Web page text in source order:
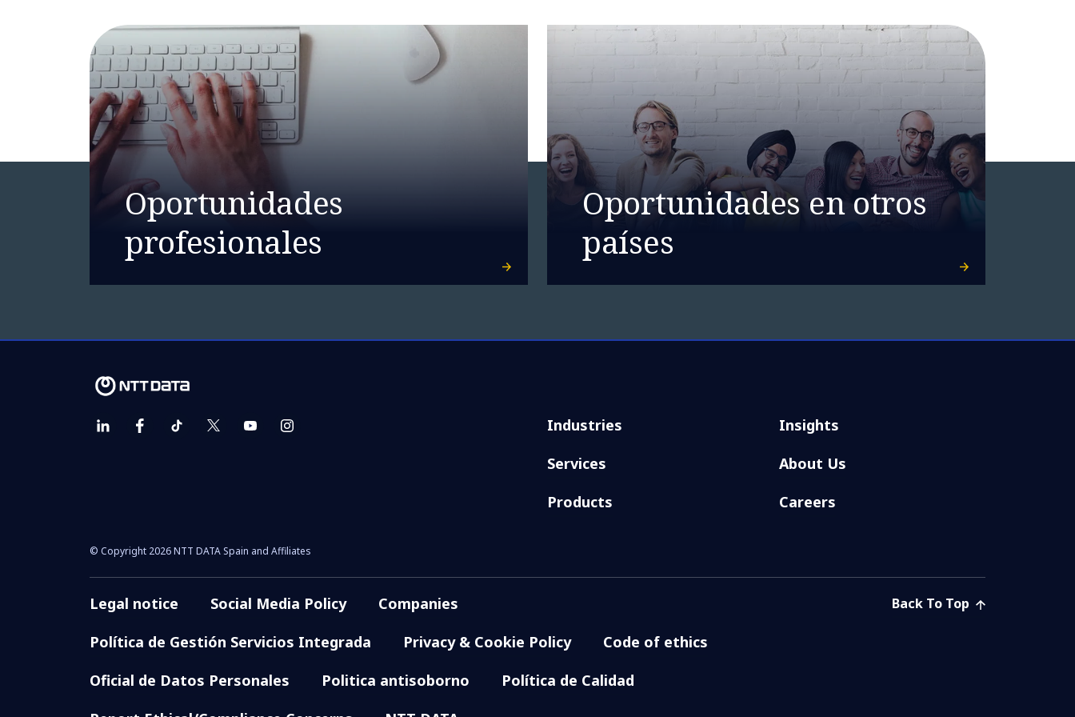
Oportunidades
profesionales
Oportunidades en otros
países
Industries
Services
Products
Insights
About Us
Careers
© Copyright 2026 NTT DATA Spain and Affiliates
Legal notice Social Media Policy
Companies
Política de Gestión Servicios Integrada
Privacy & Cookie Policy
Code of ethics
Oficial de Datos Personales
Politica antisoborno
Política de Calidad
Back To Top